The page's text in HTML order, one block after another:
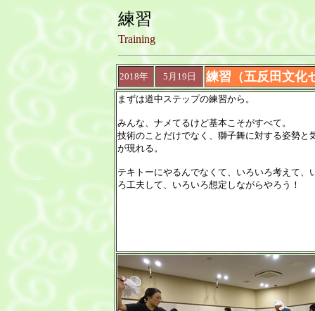
練習
Training
2018年 5月19日 練習（五反田文化
まずは道中ステップの練習から。
みんな、ナメてるけど基本こそがすべて。
技術のことだけでなく、獅子舞に対する姿勢と
が現れる。
テキトーにやるんでなくて、いろいろ考えて、
ろ工夫して、いろいろ想定しながらやろう！